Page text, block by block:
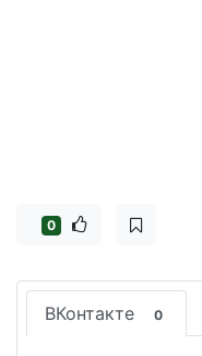
0
ВКонтакте 0